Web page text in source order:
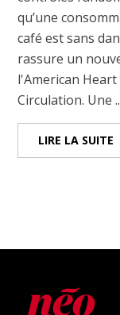
qu’une
café est sans
rassure un
l'American
Circulation. Une
LIRE LA SUITE